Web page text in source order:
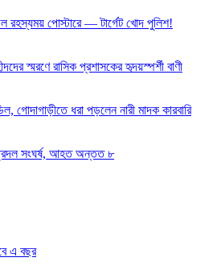
রহস্যময় পোস্টারে — টার্গেট খোদ পুলিশ!
স্মরণে রাসিক প্রশাসকের হৃদয়স্পর্শী বাণী
গোদাগাড়ীতে ধরা পড়লেন নারী মাদক কারবারি
সংঘর্ষ, আহত অন্তত ৮
এ বছর